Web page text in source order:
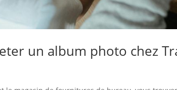
un album photo chez